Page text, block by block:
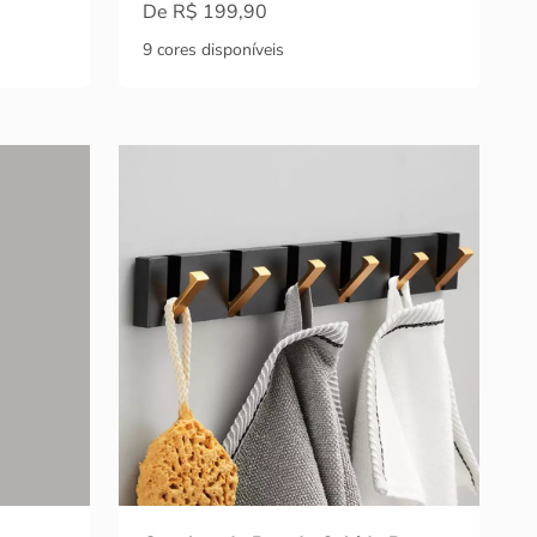
Preço promocional
De R$ 199,90
9 cores disponíveis